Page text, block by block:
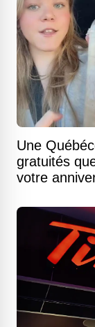
Une
gratuités
votre